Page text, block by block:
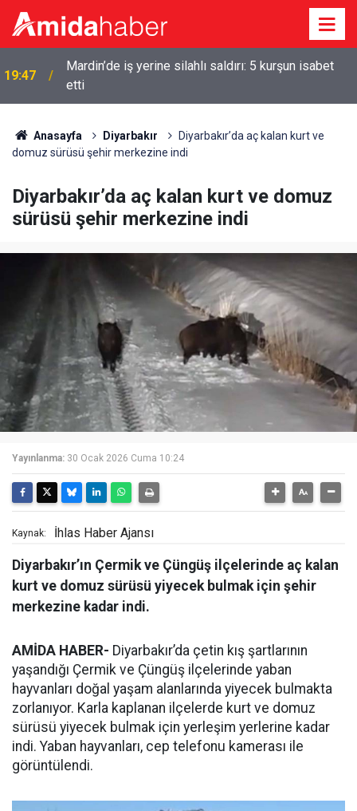
19:47
Mardin’de iş yerine silahlı saldırı: 5 kurşun isabet
etti
18:57
Erdoğan’dan Mekke Anlaşması açıklaması
Anasayfa Diyarbakır
Diyarbakır’da aç kalan kurt ve
domuz sürüsü şehir merkezine indi
Diyarbakır’da aç kalan kurt ve domuz
sürüsü şehir merkezine indi
Yayınlanma: 30 Ocak 2026 Cuma 10:24
Kaynak: İhlas Haber Ajansı
Diyarbakır’ın Çermik ve Çüngüş ilçelerinde aç kalan
kurt ve domuz sürüsü yiyecek bulmak için şehir
merkezine kadar indi.
AMİDA HABER- Diyarbakır’da çetin kış şartlarının
yaşandığı Çermik ve Çüngüş ilçelerinde yaban
hayvanları doğal yaşam alanlarında yiyecek bulmakta
zorlanıyor. Karla kaplanan ilçelerde kurt ve domuz
sürüsü yiyecek bulmak için yerleşim yerlerine kadar
indi. Yaban hayvanları, cep telefonu kamerası ile
görüntülendi.